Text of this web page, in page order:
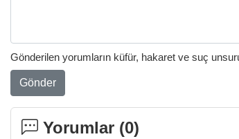
Gönderilen yorumların küfür, hakaret ve suç
Gönder
Yorumlar (0)